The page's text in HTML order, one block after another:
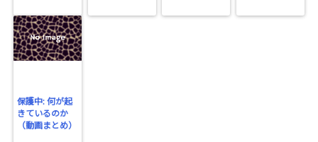
保護中: 何が起
きているのか
（動画まとめ）